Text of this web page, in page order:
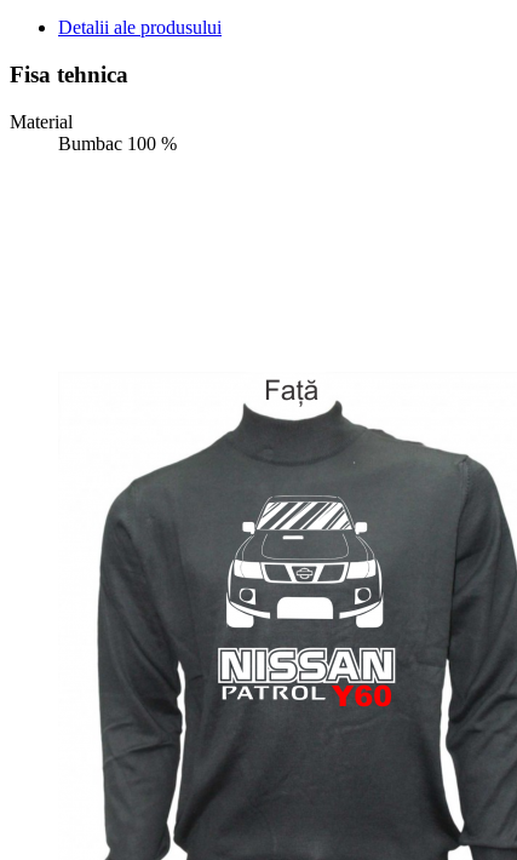
Detalii ale produsului
Fisa tehnica
Material
Bumbac 100 %